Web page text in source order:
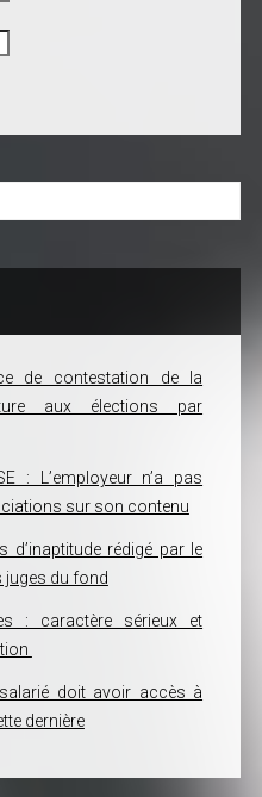
de contestation de la
aux élections par
: L’employeur n’a pas
sur son contenu
d’inaptitude rédigé par le
juges du fond
: caractère sérieux et
doit avoir accès à
dernière